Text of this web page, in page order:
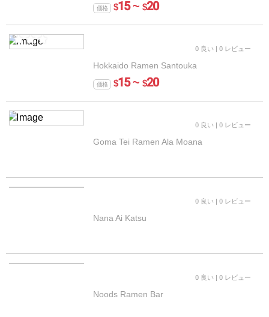
価格 $15 ~$20
0 良い | 0 レビュー
Hokkaido Ramen Santouka
価格 $15 ~$20
0 良い | 0 レビュー
Goma Tei Ramen Ala Moana
0 良い | 0 レビュー
Nana Ai Katsu
0 良い | 0 レビュー
Noods Ramen Bar